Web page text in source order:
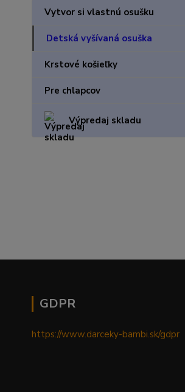
Vytvor si vlastnú osušku
Detská vyšívaná osuška
Krstové košieľky
Pre chlapcov
Výpredaj skladu
GDPR
https://www.darceky-bambi.sk/gdpr